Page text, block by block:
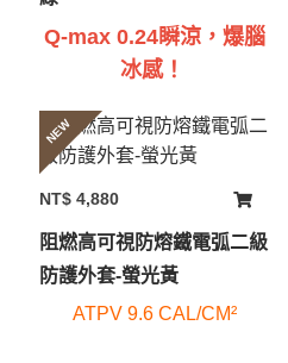
Q-max 0.24瞬涼 ， 爆腦
冰感！
NEW
NT$ 4,880
阻燃高可視防熔鐵電弧二級
防護外套-螢光黃
ATPV 9.6 CAL/CM²